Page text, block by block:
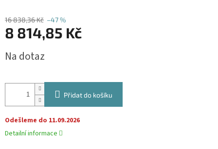
16 838,36 Kč –47 %
8 814,85 Kč
cena:
Na dotaz
Přidat do košíku
Odešleme do 11.09.2026
Detailní informace